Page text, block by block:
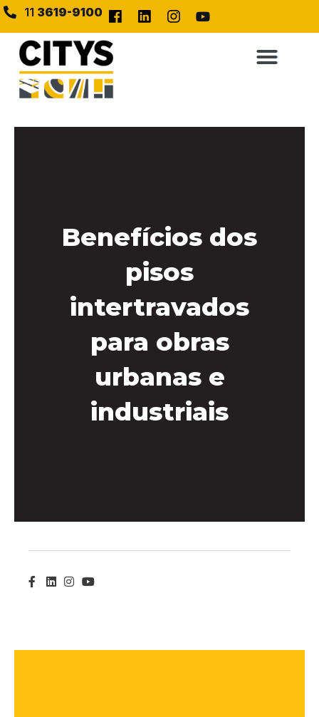
11 3619-9100
Benefícios dos
pisos
intertravados
para obras
urbanas e
industriais